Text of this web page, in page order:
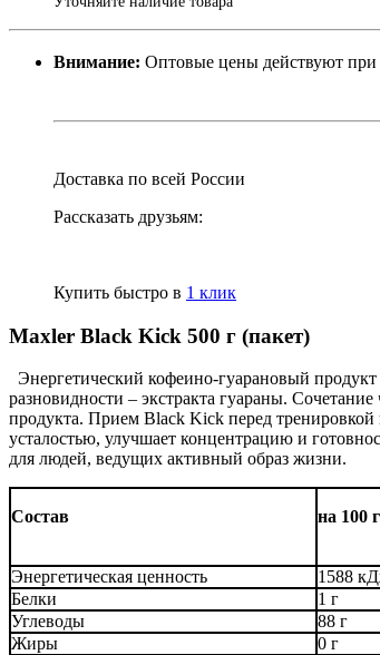
Внимание: Оптовые цены действуют при
Доставка по всей России
Рассказать друзьям:
Купить быстро в 1 клик
Maxler Black Kick 500 г (пакет)
Энергетический кофеино-гуарановый
разновидности – экстракта гуараны.
продукта. Прием Black Kick перед тренировкой
усталостью, улучшает концентрацию и
для людей, ведущих активный образ жизни.
Состав на 100 г
Энергетическая ценность 1588
Белки
1 г
Углеводы
88 г
Жиры
0 г